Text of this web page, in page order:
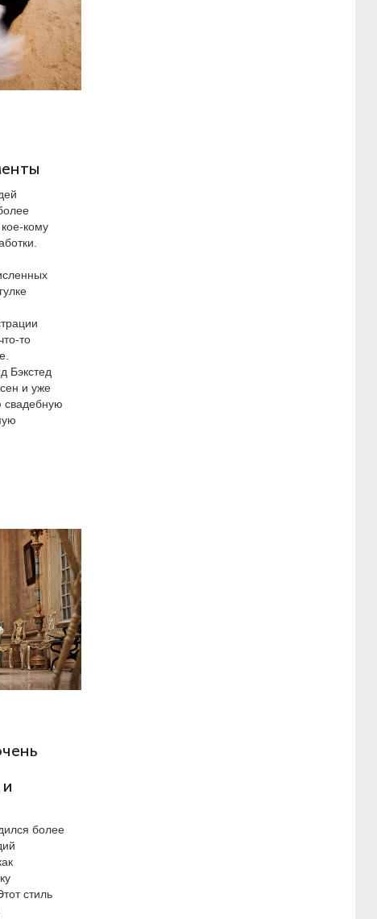
кому
то
Бэкстед
и уже
свадебную
более
стиль